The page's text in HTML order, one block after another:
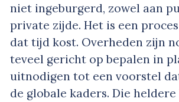
niet ingeburgerd, zowel aan
private zijde. Het is een
dat tijd kost. Overheden zijn
teveel gericht op bepalen in
uitnodigen tot een voorstel
de globale kaders. Die